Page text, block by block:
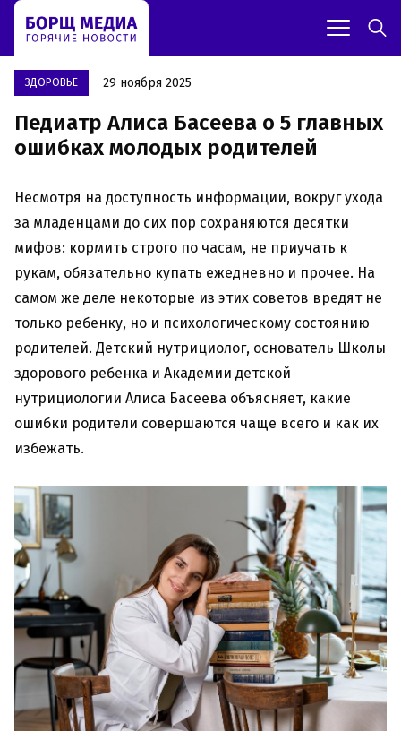
ЗДОРОВЬЕ 29 ноября 2025
Педиатр Алиса Басеева о 5 главных
ошибках молодых родителей
Несмотря на доступность информации, вокруг ухода
за младенцами до сих пор сохраняются десятки
мифов: кормить строго по часам, не приучать к
рукам, обязательно купать ежедневно и прочее. На
самом же деле некоторые из этих советов вредят не
только ребенку, но и психологическому состоянию
родителей. Детский нутрициолог, основатель Школы
здорового ребенка и Академии детской
нутрициологии Алиса Басеева объясняет, какие
ошибки родители совершаются чаще всего и как их
избежать.